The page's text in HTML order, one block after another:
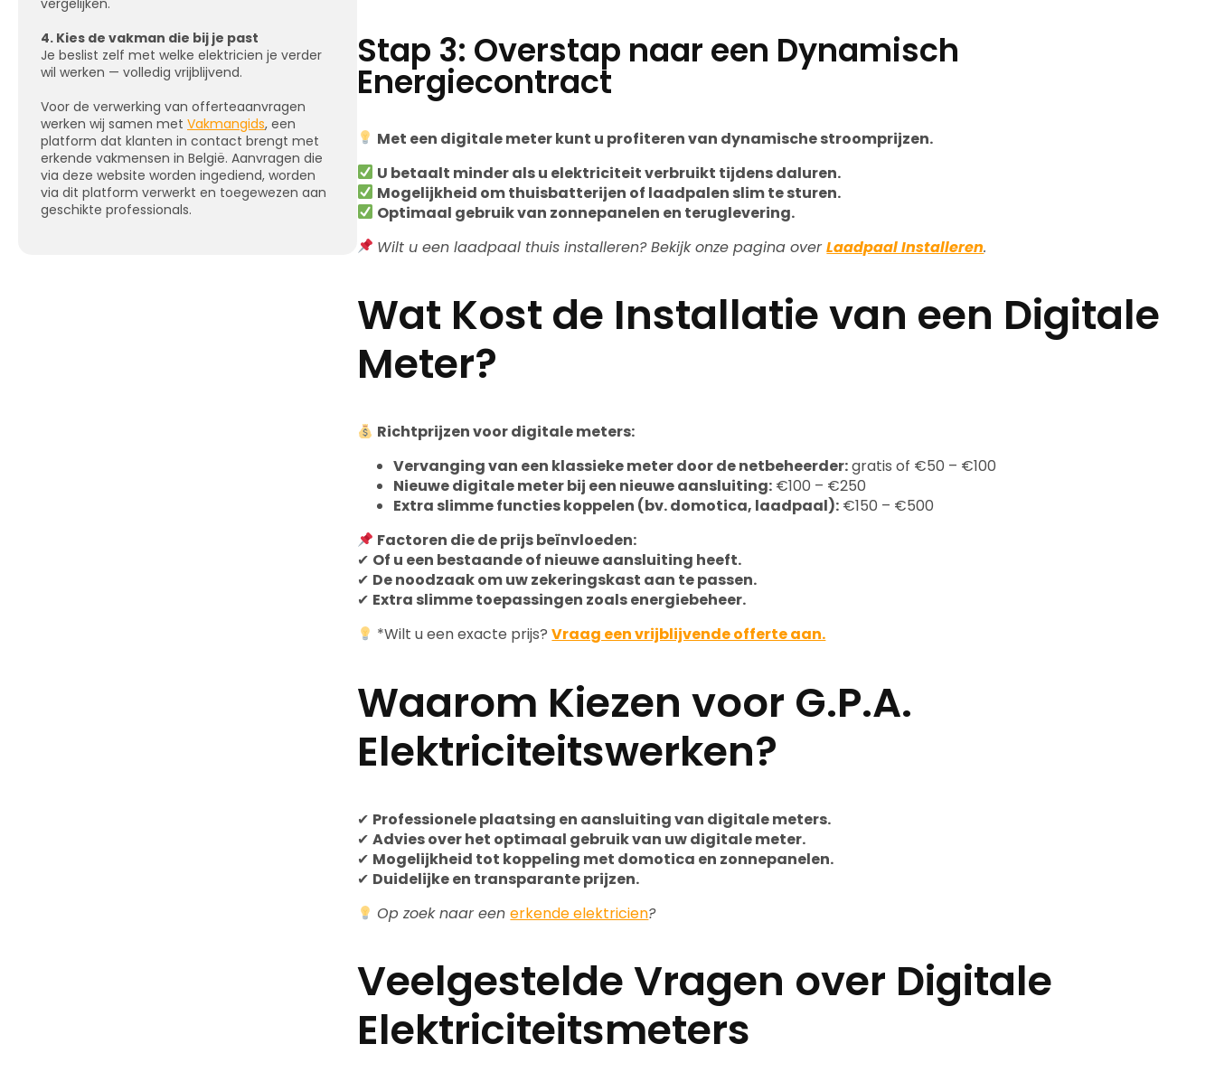
vergelijken.
4. Kies de vakman die bij je past
Je beslist zelf met welke elektricien je verder
wil werken — volledig vrijblijvend.
Voor de verwerking van offerteaanvragen
werken wij samen met Vakmangids, een
platform dat klanten in contact brengt met
erkende vakmensen in België. Aanvragen die
via deze website worden ingediend, worden
via dit platform verwerkt en toegewezen aan
geschikte professionals.
Stap 3: Overstap naar een Dynamisch
Energiecontract
Met een digitale meter kunt u profiteren van dynamische stroomprijzen.
U betaalt minder als u elektriciteit verbruikt tijdens daluren.
Mogelijkheid om thuisbatterijen of laadpalen slim te sturen.
Optimaal gebruik van zonnepanelen en teruglevering.
Wilt u een laadpaal thuis installeren? Bekijk onze pagina overLaadpaal Installeren.
Wat Kost de Installatie van een Digitale
Meter?
Richtprijzen voor digitale meters:
Vervanging van een klassieke meter door de netbeheerder:gratis of €50 – €100
Nieuwe digitale meter bij een nieuwe aansluiting: €100 – €250
Extra slimme functies koppelen (bv. domotica, laadpaal): €150 – €500
Factoren die de prijs beïnvloeden:
✔ Of u een bestaande of nieuwe aansluiting heeft.
✔ De noodzaak om uw zekeringskast aan te passen.
✔ Extra slimme toepassingen zoals energiebeheer.
*Wilt u een exacte prijs?Vraag een vrijblijvende offerte aan.
Waarom Kiezen voor G.P.A.
Elektriciteitswerken?
✔ Professionele plaatsing en aansluiting van digitale meters.
✔Advies over het optimaal gebruik van uw digitale meter.
✔ Mogelijkheid tot koppeling met domotica en zonnepanelen.
✔ Duidelijke en transparante prijzen.
Op zoek naar eenerkende elektricien?
Veelgestelde Vragen over Digitale
Elektriciteitsmeters